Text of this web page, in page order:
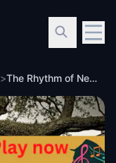
> The Rhythm of New Orleans: Musical Mystery